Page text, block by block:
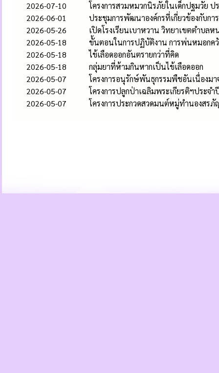
2026-07-10
โครงการสวมหมวกนิรภัยในเด็กปฐมวัย ป
2026-06-01
ประชุมการพัฒนาองค์กรที่เกี่ยวข้องกับก
2026-05-26
เปิดโรงเรียนเบาหวาน วิทยาเขตตำบลห
2026-05-18
ขั้นตอนในการปฏิบัติงาน การพ่นหมอกควั
2026-05-18
ไข้เลือดออกอันตรายกว่าที่คิด
2026-05-18
กลุ่มยาที่ห้ามกินหากเป็นไข้เลือดออก
2026-05-07
โครงการอนุรักษ์พันธุกรรมพืชอันเนื่องม
2026-05-07
โครงการปลูกป่าเฉลิมพระเกียรติฯประจ
2026-05-07
โครงการประกวดสวดมนต์หมู่ทำนองสร